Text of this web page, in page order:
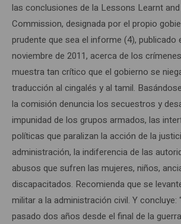
las conclusiones de la Lessons Learnt
Commission, designada por el propio
prudente que sea el informe (4), publicado
noviembre de 2011, acerca de los
muestra tan crítico que el gobierno se
traducción al cingalés y al tamil.
la comisión denuncia los secuestros y
impunidad de los grupos armados, las
políticas que paralizan la acción de la
administración, la indiferencia de las
abusos que sufren las mujeres, niños,
discapacitados. Recomienda que se
militar a la administración civil. Y concluye:
pasado dos años desde el final de la